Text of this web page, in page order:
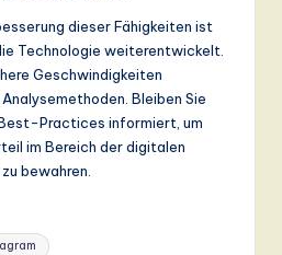
dieser Fähigkeiten ist
Technologie weiterentwickelt.
Geschwindigkeiten
Bleiben Sie
Practices informiert, um
im Bereich der digitalen
bewahren.